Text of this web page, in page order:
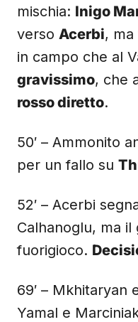
mischia: Inigo
verso Acerbi,
in campo che al
gravissimo, che
rosso diretto.
50′ – Ammonito
per un fallo su
52′ – Acerbi
Calhanoglu, ma il
fuorigioco.
69′ – Mkhitaryan
Yamal e